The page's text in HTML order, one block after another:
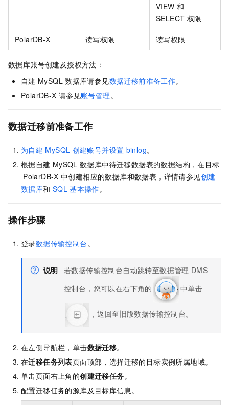
VIEW 和
SELECT 权限
PolarDB-X 读写权限 读写权限
数据库账号创建及授权方法：
自建 MySQL 数据库请参见数据迁移前准备工作。
PolarDB-X 请参见账号管理 。
数据迁移前准备工作
为自建 MySQL 创建账号并设置 binlog。
根据自建 MySQL 数据库中待迁移数据表的数据结构，在目标
PolarDB-X 中创建相应的数据库和数据表，详情请参见创建
数据库和 SQL 基本操作。
操作步骤
登录数据传输控制台。
说明 若数据传输控制台自动跳转至数据管理 DMS
控制台，您可以在右下角的
中单击
，返回至旧版数据传输控制台。
在左侧导航栏，单击数据迁移。
在迁移任务列表页面顶部，选择迁移的目标实例所属地域。
单击页面右上角的创建迁移任务。
配置迁移任务的源库及目标库信息。